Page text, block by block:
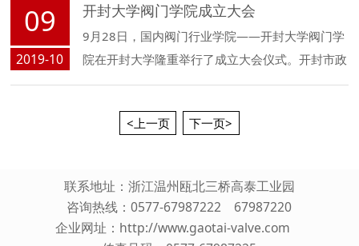
09
2019-10
开封大学阀门学院成立大会
9月28日，国内阀门行业学院——开封大学阀门学
院在开封大学隆重举行了成立大会仪式。开封市政
协副主席刘海潮、中国通用机械工业协会阀门分会
<上一页
下一页>
联系地址：浙江温州瓯北三桥高泰工业园
咨询热线：0577-67987222 67987220
企业网址： http://www.gaotai-valve.com